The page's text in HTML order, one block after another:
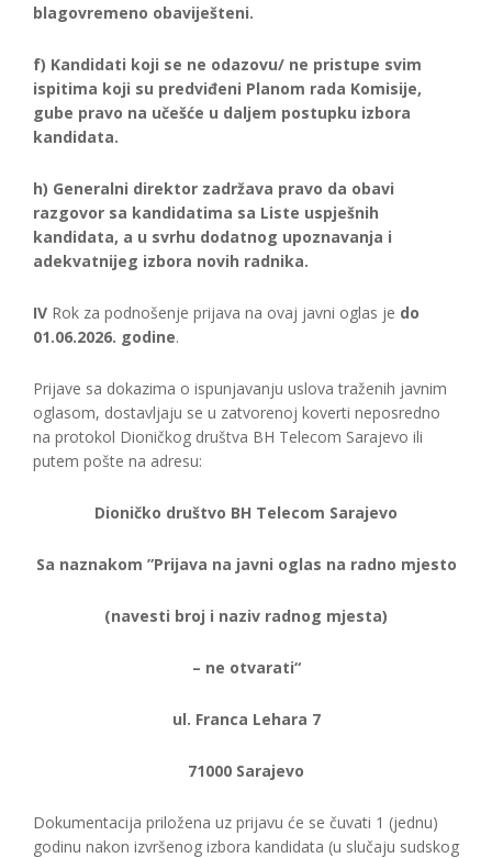
blagovremeno obaviješteni.
f) Kandidati koji se ne odazovu/ ne pristupe svim
ispitima koji su predviđeni Planom rada Komisije,
gube pravo na učešće u daljem postupku izbora
kandidata.
h) Generalni direktor zadržava pravo da obavi
razgovor sa kandidatima sa Liste uspješnih
kandidata, a u svrhu dodatnog upoznavanja i
adekvatnijeg izbora novih radnika.
IV Rok za podnošenje prijava na ovaj javni oglas je do
01.06.2026. godine.
Prijave sa dokazima o ispunjavanju uslova traženih javnim
oglasom, dostavljaju se u zatvorenoj koverti neposredno
na protokol Dioničkog društva BH Telecom Sarajevo ili
putem pošte na adresu:
Dioničko društvo BH Telecom Sarajevo
Sa naznakom ”Prijava na javni oglas na radno mjesto
(navesti broj i naziv radnog mjesta)
– ne otvarati“
ul. Franca Lehara 7
71000 Sarajevo
Dokumentacija priložena uz prijavu će se čuvati 1 (jednu)
godinu nakon izvršenog izbora kandidata (u slučaju sudskog